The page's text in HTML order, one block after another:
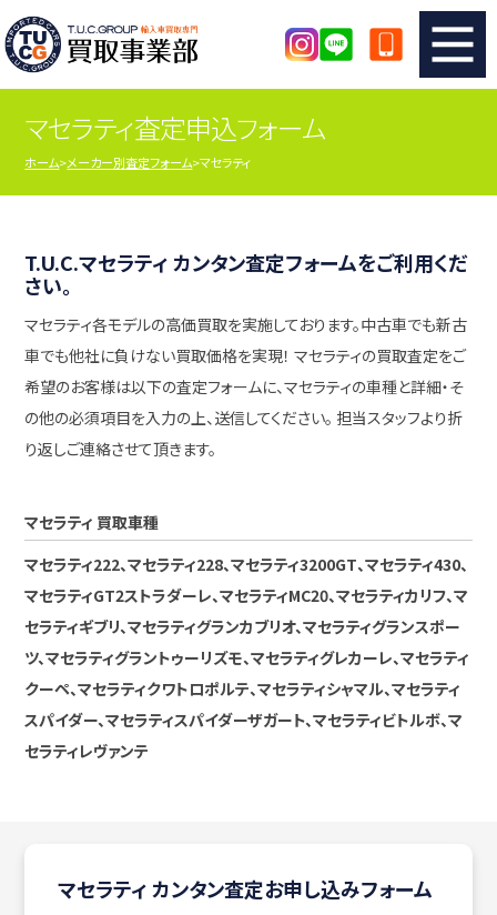
TUCのカンタン査定
査定の注意事項 メーカー別査定フォーム
TUCの買取実績 買取屋さんのスタッフblog
店舗紹介 スタッフ紹介
シリアルナンバーの解説 アクセスマップ
マセラティ査定申込フォーム
ホーム メーカー別査定フォーム マセラティ
T.U.C.マセラティ カンタン査定フォームをご利用くだ
さい。
マセラティ各モデルの高価買取を実施しております。中古車でも新古
車でも他社に負けない買取価格を実現！ マセラティの買取査定をご
希望のお客様は以下の査定フォームに、マセラティの車種と詳細・そ
の他の必須項目を入力の上、送信してください。 担当スタッフより折
り返しご連絡させて頂きます。
マセラティ 買取車種
マセラティ222、マセラティ228、マセラティ3200GT、マセラティ430、
マセラティGT2ストラダーレ、マセラティMC20、マセラティカリフ、マ
セラティギブリ、マセラティグランカブリオ、マセラティグランスポー
ツ、マセラティグラントゥーリズモ、マセラティグレカーレ、マセラティ
クーペ、マセラティクワトロポルテ、マセラティシャマル、マセラティ
スパイダー、マセラティスパイダーザガート、マセラティビトルボ、マ
セラティレヴァンテ
マセラティ カンタン査定お申し込みフォーム